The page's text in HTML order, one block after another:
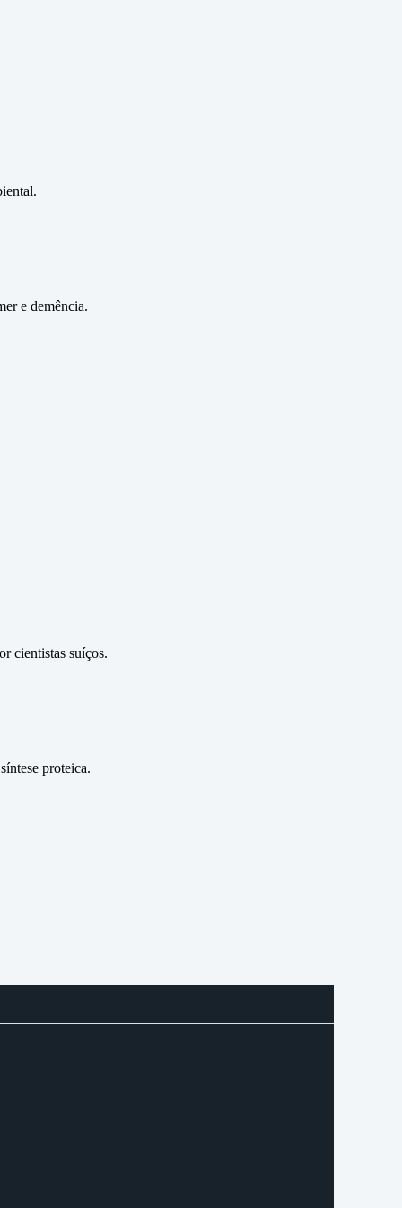
e demência.
cientistas suíços.
proteica.